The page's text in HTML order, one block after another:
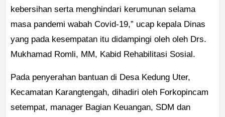
kebersihan serta menghindari kerumunan selama
masa pandemi wabah Covid-19,” ucap kepala Dinas
yang pada kesempatan itu didampingi oleh oleh Drs.
Mukhamad Romli, MM, Kabid Rehabilitasi Sosial.
Pada penyerahan bantuan di Desa Kedung Uter,
Kecamatan Karangtengah, dihadiri oleh Forkopincam
setempat, manager Bagian Keuangan, SDM dan